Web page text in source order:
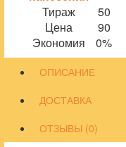
Тираж
50
Цена
90
Экономия
0%
ОПИСАНИЕ
ДОСТАВКА
ОТЗЫВЫ (0)